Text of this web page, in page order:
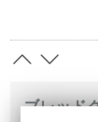
ブレッド